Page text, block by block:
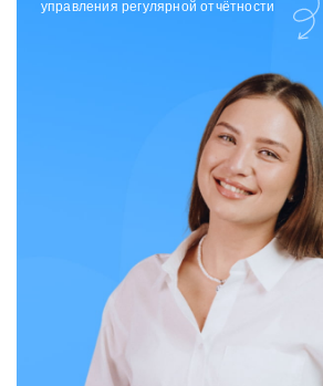
отдела исходящих коммуникаций